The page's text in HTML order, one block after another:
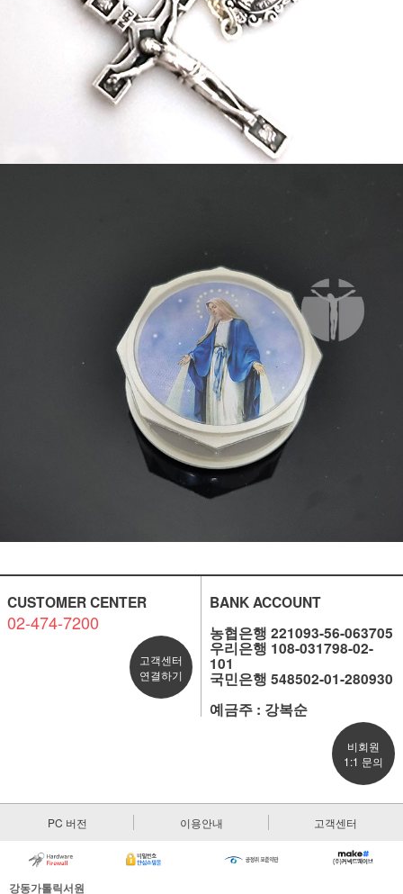
CUSTOMER CENTER
02-474-7200
고객센터
연결하기
BANK ACCOUNT
농협은행 221093-56-063705
우리은행 108-031798-02-
101
국민은행 548502-01-280930
예금주 : 강복순
비회원
1:1 문의
PC 버전 이용안내 고객센터
강동가톨릭서원